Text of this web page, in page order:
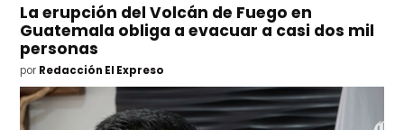
La erupción del Volcán de Fuego en
Guatemala obliga a evacuar a casi dos mil
personas
por Redacción El Expreso